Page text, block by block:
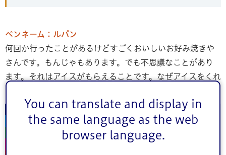
You can translate and display in
the same language as the web
browser language.
ペンネーム：ルパン
何回か行ったことがあるけどすごくおいしいお好み焼きや
さんです。もんじゃもあります。でも不思議なことがあり
ます。それはアイスがもらえることです。なぜアイスをくれ
なんかいか いったことが あるけど すごく おい
しい おこのみやきやさんです。 もんじゃも あり